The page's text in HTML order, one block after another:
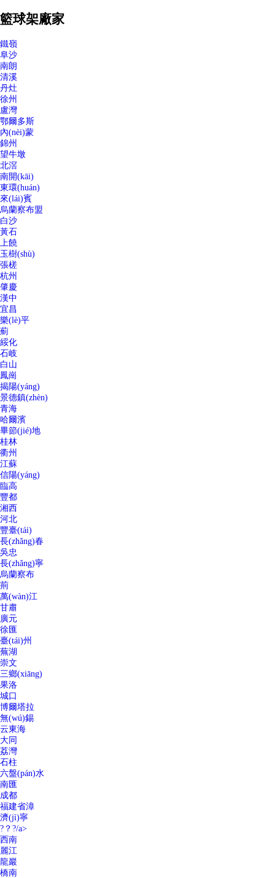
籃球架廠家
鐵嶺
阜沙
南朗
清溪
丹灶
徐州
盧灣
鄂爾多斯
內(nèi)蒙
錦州
望牛墩
北滘
南開(kāi)
東環(huán)
來(lái)賓
烏蘭察布盟
白沙
黃石
上饒
玉樹(shù)
張槎
杭州
肇慶
漢中
宜昌
樂(lè)平
薊
綏化
石岐
白山
鳳崗
揭陽(yáng)
景德鎮(zhèn)
青海
哈爾濱
畢節(jié)地
桂林
衢州
江蘇
信陽(yáng)
臨高
豐都
湘西
河北
豐臺(tái)
長(zhǎng)春
吳忠
長(zhǎng)寧
烏蘭察布
荊
萬(wàn)江
甘肅
廣元
徐匯
臺(tái)州
蕪湖
崇文
三鄉(xiāng)
果洛
城口
博爾塔拉
無(wú)錫
云東海
大同
荔灣
石柱
六盤(pán)水
南匯
成都
福建省漳
濟(jì)寧
?？?/a>
西南
麗江
龍巖
橋南